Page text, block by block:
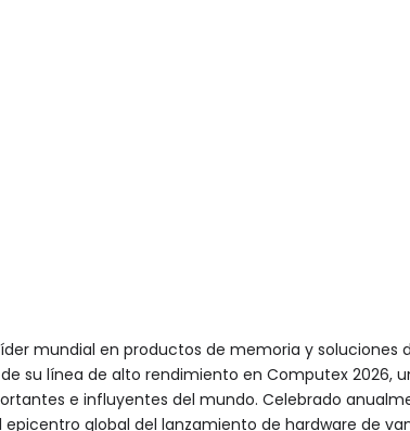
mundial en productos de memoria y soluciones
su línea de alto rendimiento en Computex 2026,
e influyentes del mundo. Celebrado
epicentro global del lanzamiento de hardware de